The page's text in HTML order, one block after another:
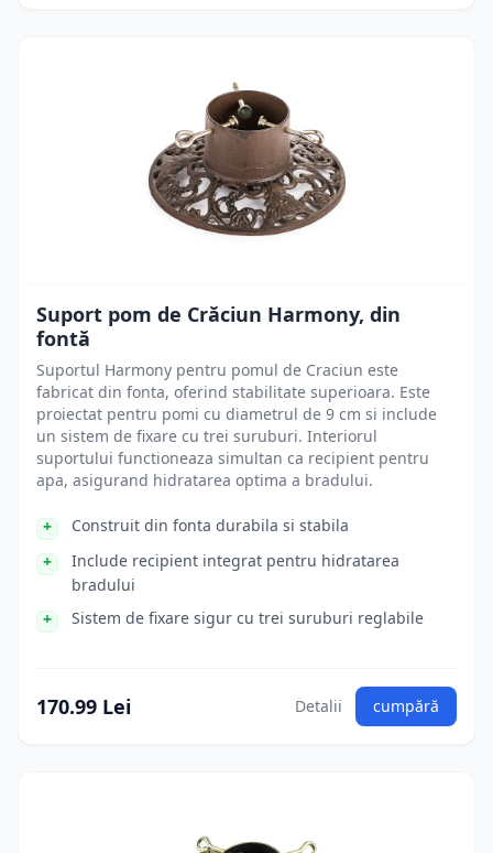
Suport pom de Crăciun Harmony, din
fontă
Suportul Harmony pentru pomul de Craciun este
fabricat din fonta, oferind stabilitate superioara. Este
proiectat pentru pomi cu diametrul de 9 cm si include
un sistem de fixare cu trei suruburi. Interiorul
suportului functioneaza simultan ca recipient pentru
apa, asigurand hidratarea optima a bradului.
Construit din fonta durabila si stabila
Include recipient integrat pentru hidratarea
bradului
Sistem de fixare sigur cu trei suruburi reglabile
170.99 Lei Detalii cumpără